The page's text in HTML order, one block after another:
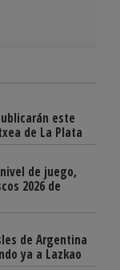
este
de La Plata
de juego,
2026 de
de Argentina
ya a Lazkao